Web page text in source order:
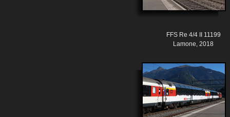
FFS Re 4/4 II 11199
Lamone, 2018